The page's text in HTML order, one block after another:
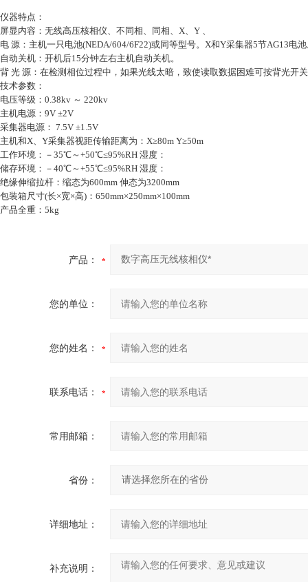
仪器特点：
屏显内容：无线高压核相仪、不同相、同相、X、Y 、
电 源：主机一只电池(NEDA/604/6F22)或同等型号。X和Y采集器5节AG13电
自动关机：开机后15分钟左右主机自动关机。
背 光 源：在检测相位过程中，如果光线太暗，致使读取数据困难可按背光开
技术参数：
电压等级：0.38kv ～ 220kv
主机电源：9V ±2V
采集器电源： 7.5V ±1.5V
主机和X、Y采集器视距传输距离为：X≥80m Y≥50m
工作环境：－35℃～+50℃≤95%RH 湿度：
储存环境：－40℃～+55℃≤95%RH 湿度：
绝缘伸缩拉杆：缩态为600mm 伸态为3200mm
包装箱尺寸(长×宽×高)：650mm×250mm×100mm
产品全重：5kg
产品：
您的单位：
您的姓名：
联系电话：
常用邮箱：
省份：
详细地址：
补充说明：